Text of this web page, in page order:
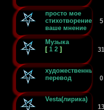
просто мое
ваше мнение
5
Музыка
[ 1 2 ] 31
художественный
перевод
0
Vesta(лирика)
13